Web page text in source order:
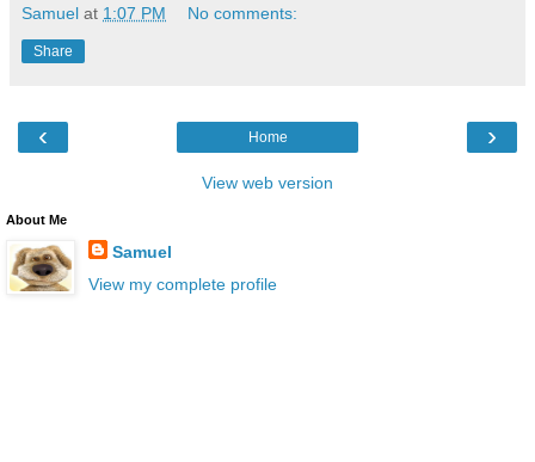
Samuel at 1:07 PM No comments:
Share
‹ ›
Home
View web version
About Me
Samuel
View my complete profile